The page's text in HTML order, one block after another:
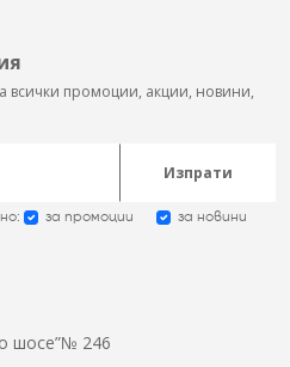
всички промоции, акции, новини,
Изпрати
за промоции за новини
шосе”№ 246